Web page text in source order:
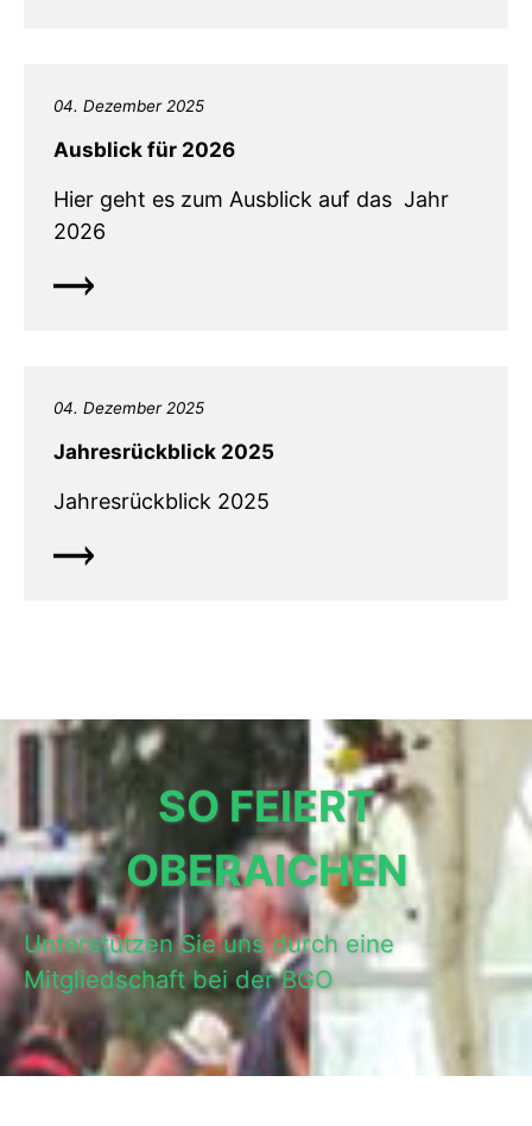
04. Dezember 2025
Ausblick für 2026
Hier geht es zum Ausblick auf das Jahr
2026
04. Dezember 2025
Jahresrückblick 2025
Jahresrückblick 2025
SO FEIERT
OBERAICHEN
Unterstützen Sie uns durch eine
Mitgliedschaft bei der BGO